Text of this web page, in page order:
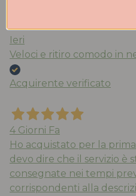
Ieri
Veloci e ritiro comodo in
Acquirente verificato
4 Giorni Fa
Ho acquistato per la
devo dire che il servizio è
consegnate nei tempi
corrispondenti alla